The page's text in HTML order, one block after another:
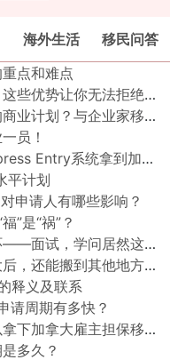
海外生活
移民问答
点和难点
○ 为什么选择阿省雇主担保移民？这些优势让你无法拒绝！
○ 如何撰写加拿大联邦自雇移民的商业计划？与企业家移民有何区别？
员！
○ EE申请流程解析：如何通过Express Entry系统拿到加拿大永居身份？
平计划
申请人有哪些影响？
”是“祸”？
○ 加拿大联邦自雇移民的重要一环——面试，学问居然这么多！
○ 通过省提名雇主担保移民加拿大后，还能搬到其他地方生活吗？
释义及联系
周期有多快？
○ 满足这几个基本条件，你也可以拿下加拿大雇主担保移民！
多久？